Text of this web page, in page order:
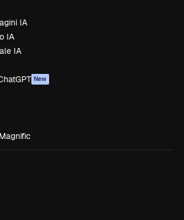
IA
IA
IA
New